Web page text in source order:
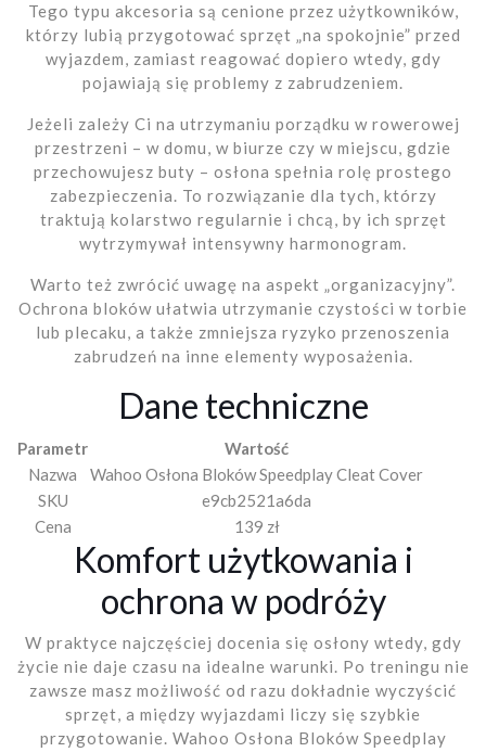
Tego typu akcesoria są cenione przez użytkowników,
którzy lubią przygotować sprzęt „na spokojnie” przed
wyjazdem, zamiast reagować dopiero wtedy, gdy
pojawiają się problemy z zabrudzeniem.
Jeżeli zależy Ci na utrzymaniu porządku w rowerowej
przestrzeni – w domu, w biurze czy w miejscu, gdzie
przechowujesz buty – osłona spełnia rolę prostego
zabezpieczenia. To rozwiązanie dla tych, którzy
traktują kolarstwo regularnie i chcą, by ich sprzęt
wytrzymywał intensywny harmonogram.
Warto też zwrócić uwagę na aspekt „organizacyjny”.
Ochrona bloków ułatwia utrzymanie czystości w torbie
lub plecaku, a także zmniejsza ryzyko przenoszenia
zabrudzeń na inne elementy wyposażenia.
Dane techniczne
Parametr
Wartość
Nazwa
Wahoo Osłona Bloków Speedplay Cleat Cover
SKU
e9cb2521a6da
Cena
139 zł
Komfort użytkowania i
ochrona w podróży
W praktyce najczęściej docenia się osłony wtedy, gdy
życie nie daje czasu na idealne warunki. Po treningu nie
zawsze masz możliwość od razu dokładnie wyczyścić
sprzęt, a między wyjazdami liczy się szybkie
przygotowanie. Wahoo Osłona Bloków Speedplay